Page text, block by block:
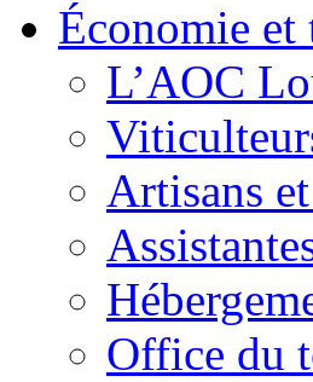
Économie et
L’AOC
Artisans
Office du